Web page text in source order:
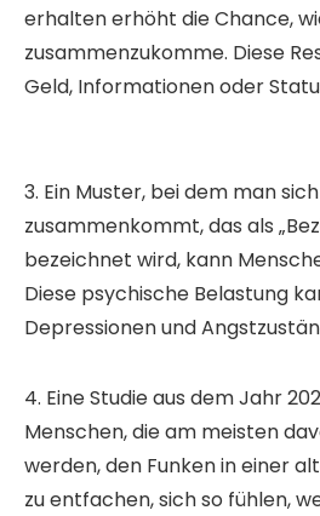
erhalten erhöht die Chance,
zusammenzukomme. Diese
Geld, Informationen oder
3. Ein Muster, bei dem man
zusammenkommt, das als
bezeichnet wird, kann
Diese psychische Belastung
Depressionen und
4. Eine Studie aus dem Jahr
Menschen, die am meisten
werden, den Funken in einer
zu entfachen, sich so fühlen,